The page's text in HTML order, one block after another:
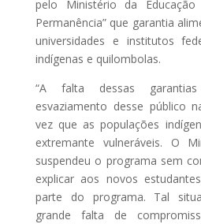
pelo Ministério da
Permanência” que garantia
universidades e institutos
indígenas e quilombolas.
“A falta dessas
esvaziamento desse público
vez que as populações
extremante vulneráveis. O
suspendeu o programa sem
explicar aos novos
parte do programa. Tal
grande falta de